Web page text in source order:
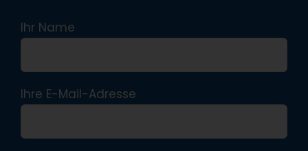
Ihr Name
Ihre E-Mail-Adresse